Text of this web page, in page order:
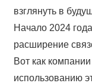
взглянуть в
Начало 2024
расширение
Вот как
использованию